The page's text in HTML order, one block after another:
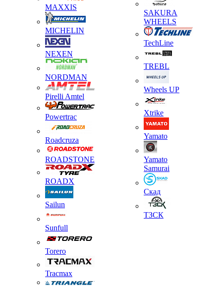
MAXXIS
MICHELIN
NEXEN
NORDMAN
Pirelli Amtel
Powertrac
Roadcruza
ROADSTONE
ROADX
Sailun
Sunfull
Torero
Tracmax
SAKURA
WHEELS
TechLine
TREBL
Wheels UP
Xtrike
Yamato
Yamato
Samurai
Скад
ТЗСК